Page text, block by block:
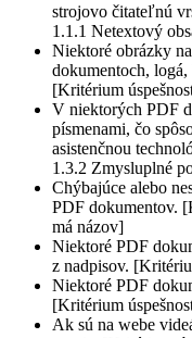
strojovo čitateľnú
1.1.1 Netextový
Niektoré obrázky
dokumentoch,
[Kritérium
V niektorých PDF
písmenami, čo
asistenčnou
1.3.2 Zmysluplné
Chýbajúce alebo
PDF dokumentov.
má názov]
Niektoré PDF
z nadpisov.
Niektoré PDF
[Kritérium
Ak sú na webe